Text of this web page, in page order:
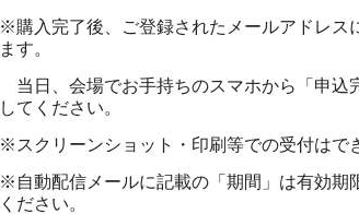
※購入完了後、ご登録されたメールアドレス
ます。
当日、会場でお手持ちのスマホから「申込
してください。
※スクリーンショット・印刷等での受付はで
※自動配信メールに記載の「期間」は有効期
ください。